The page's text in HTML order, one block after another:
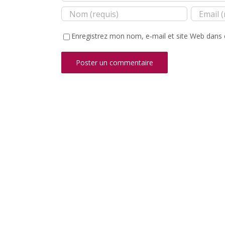
Enregistrez mon nom, e-mail et site Web